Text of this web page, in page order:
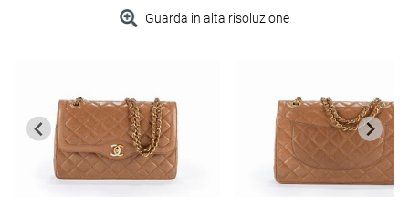
Guarda in alta risoluzione